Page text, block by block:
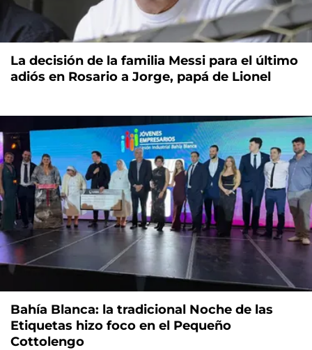
La decisión de la familia Messi para el último
adiós en Rosario a Jorge, papá de Lionel
Bahía Blanca: la tradicional Noche de las
Etiquetas hizo foco en el Pequeño
Cottolengo